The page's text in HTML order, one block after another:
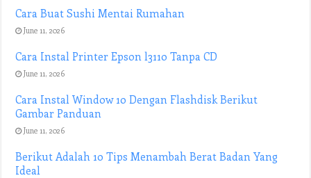
Cara Buat Sushi Mentai Rumahan
June 11, 2026
Cara Instal Printer Epson l3110 Tanpa CD
June 11, 2026
Cara Instal Window 10 Dengan Flashdisk Berikut
Gambar Panduan
June 11, 2026
Berikut Adalah 10 Tips Menambah Berat Badan Yang
Ideal